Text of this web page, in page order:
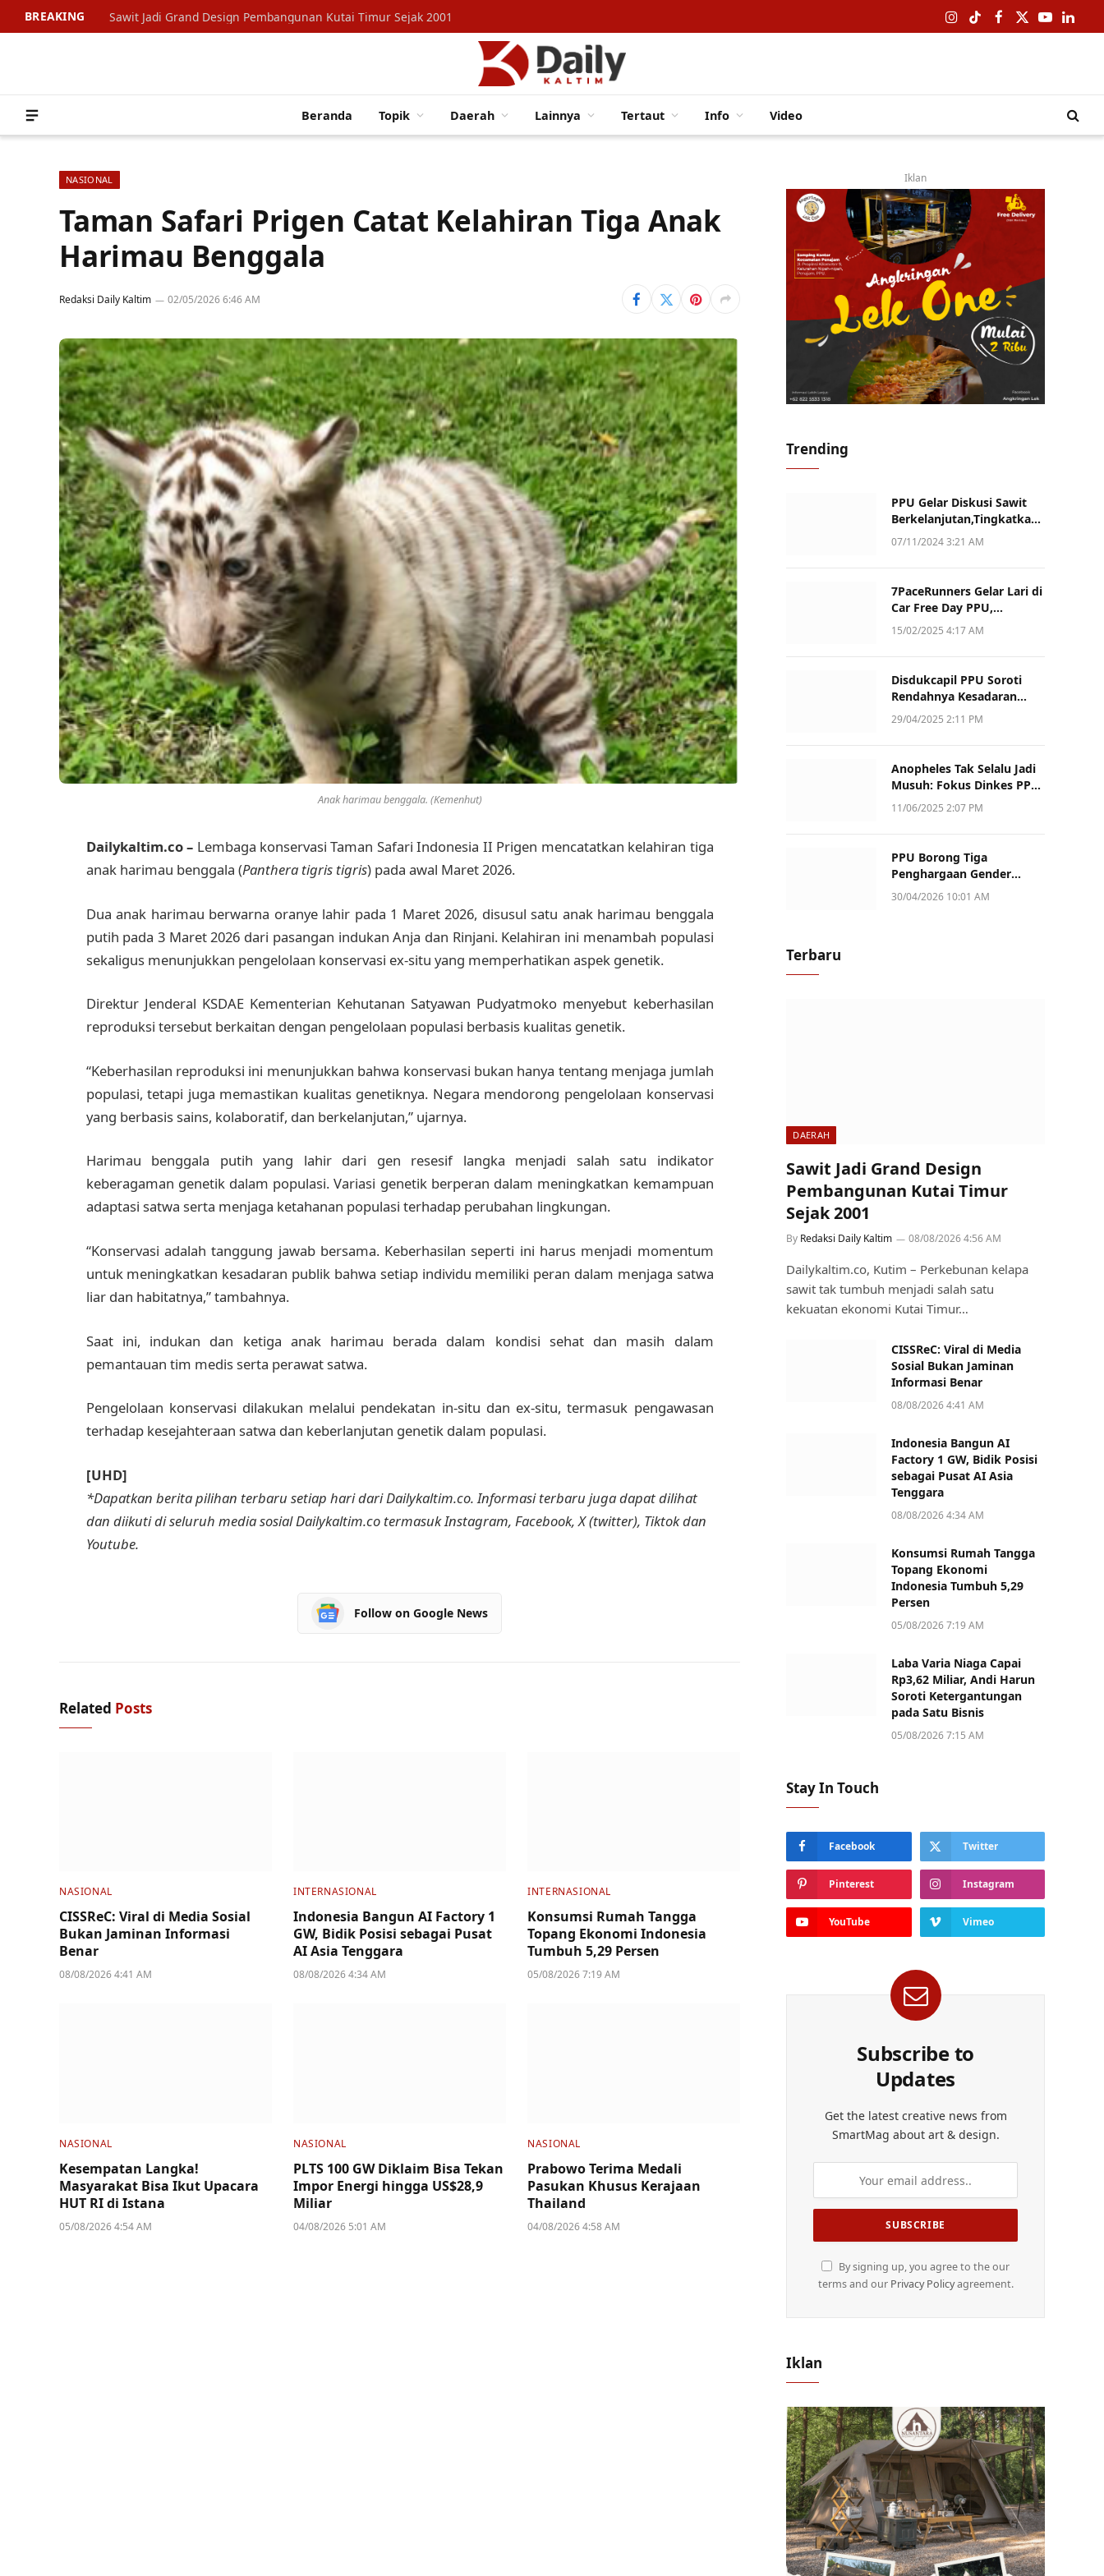
BREAKING Sawit Jadi Grand Design Pembangunan Kutai Timur Sejak 2001 Instagram
TikTokFacebook
X
YouTube
Beranda Topik Daerah Lainnya Tertaut Info Video
NASIONAL
Taman Safari Prigen Catat Kelahiran Tiga Anak
Harimau Benggala
Redaksi Daily Kaltim 02/05/2026 6:46 AM
Anak harimau benggala. (Kemenhut)
Dailykaltim.co – Lembaga konservasiTaman Safari Indonesia II Prigen mencatatkan kelahiran tiga
anak harimau benggala (Panthera tigris tigris) pada awal Maret 2026.
Dua anak harimau berwarna oranye lahir pada 1 Maret 2026, disusul satu anak harimau benggala
putih pada 3 Maret 2026 dari pasangan indukan Anja dan Rinjani. Kelahiran ini menambah populasi
sekaligus menunjukkan pengelolaan konservasi ex-situ yang memperhatikan aspek genetik.
Direktur Jenderal KSDAE Kementerian KehutananSatyawan Pudyatmoko menyebut keberhasilan
reproduksi tersebut berkaitan dengan pengelolaan populasi berbasis kualitas genetik.
“Keberhasilan reproduksi ini menunjukkan bahwa konservasi bukan hanya tentang menjaga jumlah
populasi, tetapi juga memastikan kualitas genetiknya. Negara mendorong pengelolaan konservasi
yang berbasis sains, kolaboratif, dan berkelanjutan,” ujarnya.
Harimau benggala putih yang lahir dari gen resesif langka menjadi salah satu indikator
keberagaman genetik dalam populasi. Variasi genetik berperan dalam meningkatkan kemampuan
adaptasi satwa serta menjaga ketahanan populasi terhadap perubahan lingkungan.
“Konservasi adalah tanggung jawab bersama. Keberhasilan seperti ini harus menjadi momentum
untuk meningkatkan kesadaran publik bahwa setiap individu memiliki peran dalam menjaga satwa
liar dan habitatnya,” tambahnya.
Saat ini, indukan dan ketiga anak harimau berada dalam kondisi sehat dan masih dalam
pemantauan tim medis serta perawat satwa.
Pengelolaan konservasi dilakukan melalui pendekatan in-situ dan ex-situ, termasuk pengawasan
terhadap kesejahteraan satwa dan keberlanjutan genetik dalam populasi.
[UHD]
*Dapatkan berita pilihan terbaru setiap hari dari Dailykaltim.co. Informasi terbaru juga dapat dilihat
dan diikuti di seluruh media sosial Dailykaltim.co termasuk Instagram, Facebook, X (twitter), Tiktok dan
Youtube.
Follow on Google News
Related Posts
NASIONAL
CISSReC: Viral di Media Sosial
Bukan Jaminan Informasi
Benar
08/08/2026 4:41 AM
INTERNASIONAL
Indonesia Bangun AI Factory 1
GW, Bidik Posisi sebagai Pusat
AI Asia Tenggara
08/08/2026 4:34 AM
INTERNASIONAL
Konsumsi Rumah Tangga
Topang Ekonomi Indonesia
Tumbuh 5,29 Persen
05/08/2026 7:19 AM
NASIONAL
Kesempatan Langka!
Masyarakat Bisa Ikut Upacara
HUT RI di Istana
05/08/2026 4:54 AM
NASIONAL
PLTS 100 GW Diklaim Bisa Tekan
Impor Energi hingga US$28,9
Miliar
04/08/2026 5:01 AM
NASIONAL
Prabowo Terima Medali
Pasukan Khusus Kerajaan
Thailand
04/08/2026 4:58 AM
Iklan
Trending
PPU Gelar Diskusi Sawit
Berkelanjutan,Tingkatkan
Daya Saing dan Kualitas
07/11/2024 3:21 AM
7PaceRunners Gelar Lari di
Car Free Day PPU,
Kampanye Gaya Hidup
15/02/2025 4:17 AM
Disdukcapil PPU Soroti
Rendahnya Kesadaran
Warga Soal Pelaporan
29/04/2025 2:11 PM
Anopheles Tak Selalu Jadi
Musuh: Fokus Dinkes PPU
Kini ke Penularan Aktif di
11/06/2025 2:07 PM
PPU Borong Tiga
Penghargaan Gender
Champion Kaltim 2026,
30/04/2026 10:01 AM
Terbaru
DAERAH
Sawit Jadi Grand Design
Pembangunan Kutai Timur
Sejak 2001
By Redaksi Daily Kaltim 08/08/2026 4:56 AM
Dailykaltim.co, Kutim – Perkebunan kelapa
sawit tak tumbuh menjadi salah satu
kekuatan ekonomi Kutai Timur…
CISSReC: Viral di Media
Sosial Bukan Jaminan
Informasi Benar
08/08/2026 4:41 AM
Indonesia Bangun AI
Factory 1 GW, Bidik Posisi
sebagai Pusat AI Asia
Tenggara
08/08/2026 4:34 AM
Konsumsi Rumah Tangga
Topang Ekonomi
Indonesia Tumbuh 5,29
Persen
05/08/2026 7:19 AM
Laba Varia Niaga Capai
Rp3,62 Miliar, Andi Harun
Soroti Ketergantungan
pada Satu Bisnis
05/08/2026 7:15 AM
Stay In Touch
Facebook Twitter
Pinterest Instagram
YouTube Vimeo
Subscribe to
Updates
Get the latest creative news from
SmartMag about art & design.
By signing up, you agree to the our
terms and our Privacy Policyagreement.
Iklan